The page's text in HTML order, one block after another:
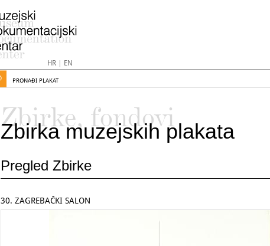
HR| EN
PRONAĐI PLAKAT
Zbirke, fondovi
Zbirka muzejskih plakata
Pregled Zbirke
30. ZAGREBAČKI SALON